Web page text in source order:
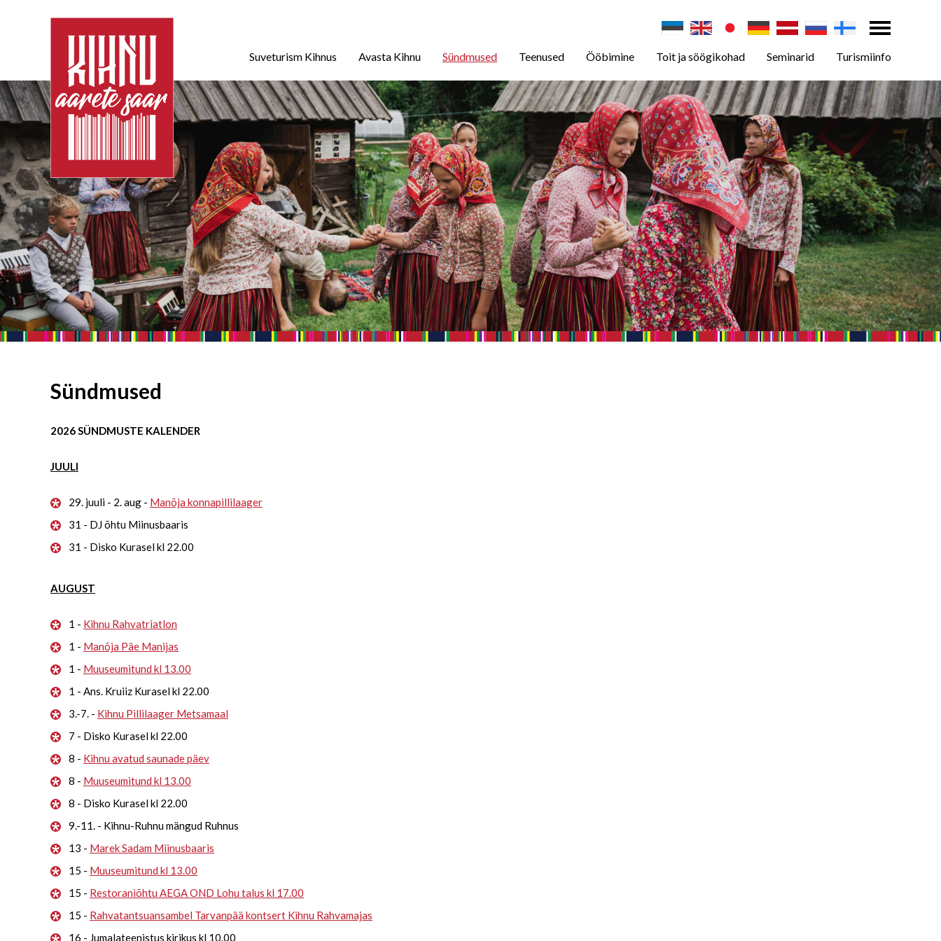
Suveturism Kihnus Avasta Kihnu Sündmused Teenused Ööbimine Toit ja söögikohad Seminarid Turismiinfo
Sündmused
2026 SÜNDMUSTE KALENDER
JUULI
29. juuli - 2. aug - Manõja konnapillilaager
31 - DJ õhtu Miinusbaaris
31 - Disko Kurasel kl 22.00
AUGUST
1 - Kihnu Rahvatriatlon
1 - Manõja Päe Manijas
1 - Muuseumitund kl 13.00
1 - Ans. Kruiiz Kurasel kl 22.00
3.-7. - Kihnu Pillilaager Metsamaal
7 - Disko Kurasel kl 22.00
8 - Kihnu avatud saunade päev
8 - Muuseumitund kl 13.00
8 - Disko Kurasel kl 22.00
9.-11. - Kihnu-Ruhnu mängud Ruhnus
13 - Marek Sadam Miinusbaaris
15 - Muuseumitund kl 13.00
15 - Restoraniõhtu AEGA OND Lohu talus kl 17.00
15 - Rahvatantsuansambel Tarvanpää kontsert Kihnu Rahvamajas
16 - Jumalateenistus kirikus kl 10.00